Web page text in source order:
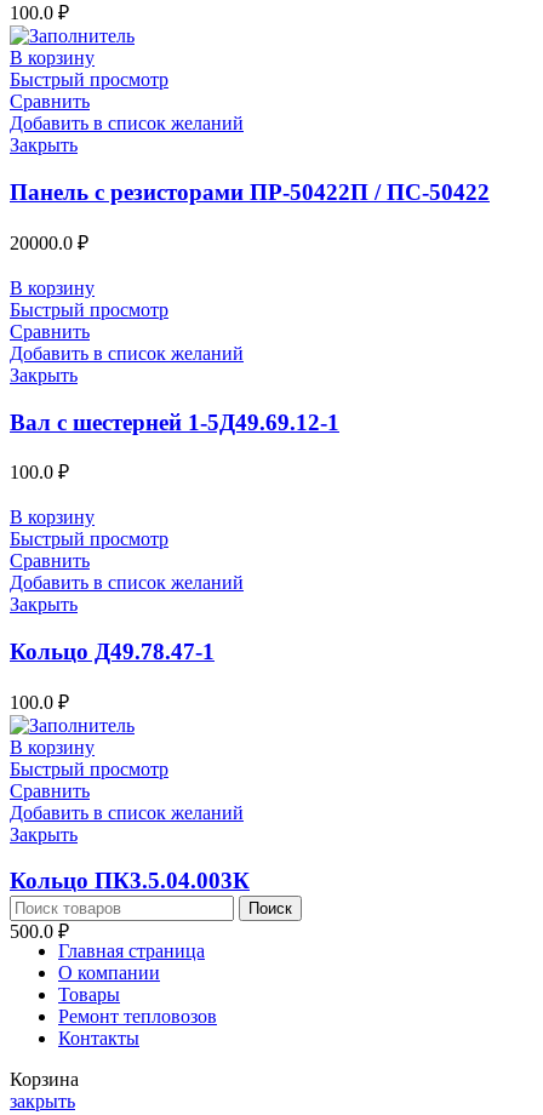
100.0 ₽
В корзину
Быстрый просмотр
Сравнить
Добавить в список желаний
Закрыть
Панель с резисторами ПР-50422П / ПС-50422
20000.0 ₽
В корзину
Быстрый просмотр
Сравнить
Добавить в список желаний
Закрыть
Вал с шестерней 1-5Д49.69.12-1
100.0 ₽
В корзину
Быстрый просмотр
Сравнить
Добавить в список желаний
Закрыть
Кольцо Д49.78.47-1
100.0 ₽
В корзину
Быстрый просмотр
Сравнить
Добавить в список желаний
Закрыть
Кольцо ПК3.5.04.003К
500.0 ₽
Поиск
Главная страница
О компании
Товары
Ремонт тепловозов
Контакты
Корзина
закрыть